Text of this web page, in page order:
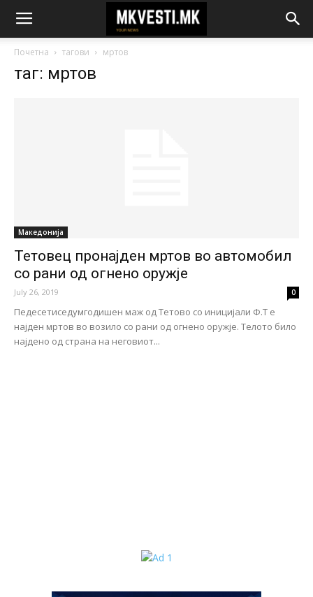
Почетна тагови мртов
таг: мртов
Македонија
Тетовец пронајден мртов во автомобил
со рани од огнено оружје
July 26, 2019 0
Педесетиседумгодишен маж од Тетово со иницијали Ф.Т е
најден мртов во возило со рани од огнено оружје. Телото било
најдено од страна на неговиот...